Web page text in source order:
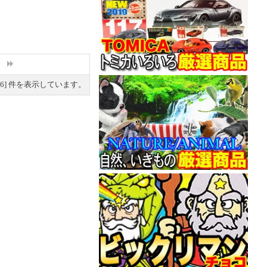
6] 件を表示しています。